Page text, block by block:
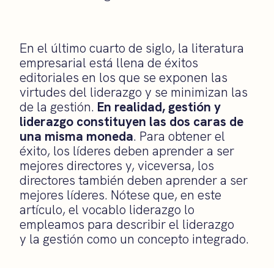
En el último cuarto de siglo, la literatura
empresarial está llena de éxitos
editoriales en los que se exponen las
virtudes del liderazgo y se minimizan las
de la gestión. En realidad, gestión y
liderazgo constituyen las dos caras de
una misma moneda. Para obtener el
éxito, los líderes deben aprender a ser
mejores directores y, viceversa, los
directores también deben aprender a ser
mejores líderes. Nótese que, en este
artículo, el vocablo liderazgo lo
empleamos para describir el liderazgo
y la gestión como un concepto integrado.